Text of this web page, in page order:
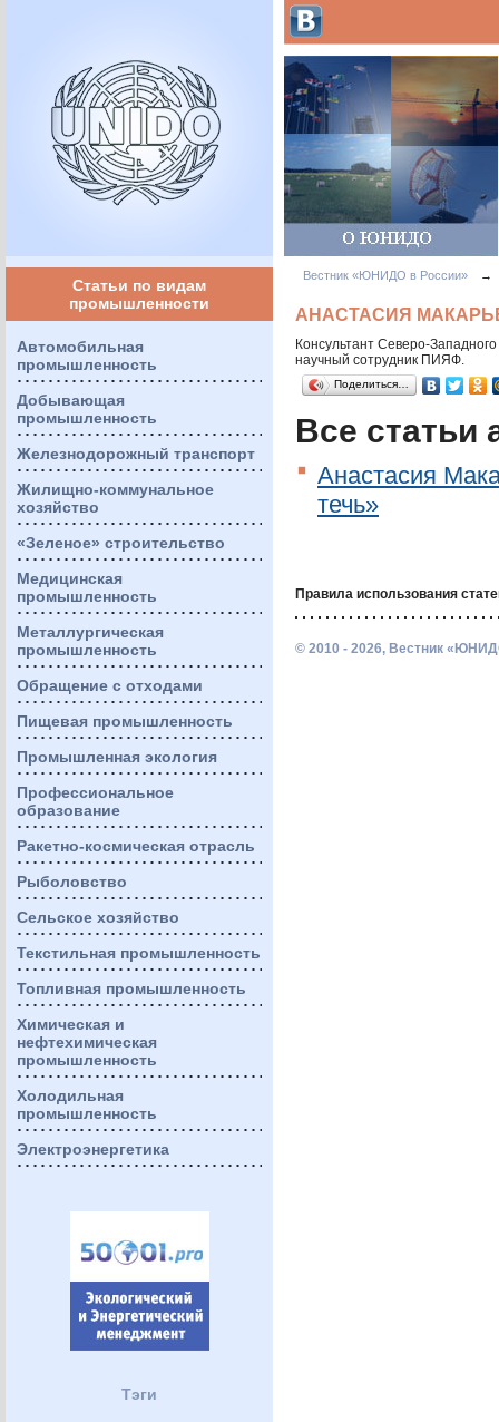
Статьи по видам
промышленности
Автомобильная
промышленность
Добывающая
промышленность
Железнодорожный транспорт
Жилищно-коммунальное
хозяйство
«Зеленое» строительство
Медицинская
промышленность
Металлургическая
промышленность
Обращение с отходами
Пищевая промышленность
Промышленная экология
Профессиональное
образование
Ракетно-космическая отрасль
Рыболовство
Сельское хозяйство
Текстильная промышленность
Топливная промышленность
Химическая и
нефтехимическая
промышленность
Холодильная
промышленность
Электроэнергетика
Тэги
Вестник «ЮНИДО в России» →
АНАСТАСИЯ
Консультант Северо-
научный сотрудник ПИЯФ.
Поделиться…
Все статьи
Анастасия
течь»
Правила использования
© 2010 - 2026, Вестник